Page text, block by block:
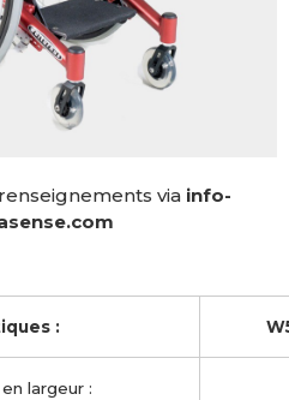
viainfo-
:
largeur :